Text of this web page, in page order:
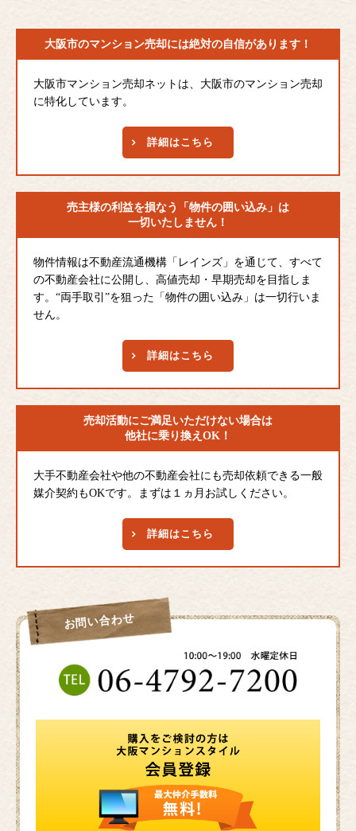
大阪市のマンション売却には絶対の自信があります！
大阪市マンション売却ネットは、大阪市のマンション売却
に特化しています。
詳細はこちら
売主様の利益を損なう
「物件の囲い込み」は
一切いたしません！
物件情報は不動産流通機構「レインズ」を通じて、すべて
の不動産会社に公開し、高値売却・早期売却を目指しま
す。“両手取引”を狙った「物件の囲い込み」は一切行いま
せん。
詳細はこちら
売却活動にご満足いただけない場合は
他社に乗り換えOK！
大手不動産会社や他の不動産会社にも売却依頼できる一般
媒介契約もOKです。まずは１ヵ月お試しください。
詳細はこちら
お問い合わせ